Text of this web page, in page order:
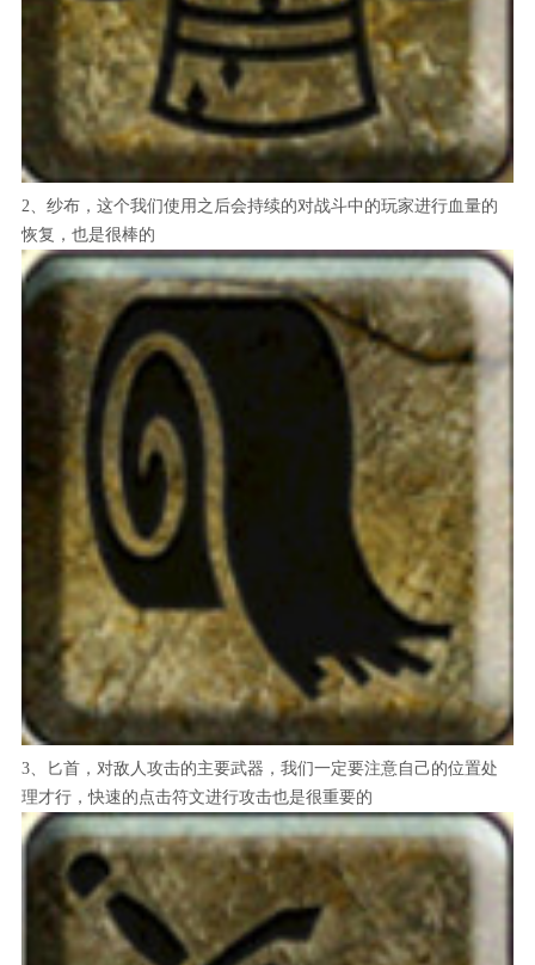
2、纱布，这个我们使用之后会持续的对战斗中的玩家进行血量的
恢复，也是很棒的
3、匕首，对敌人攻击的主要武器，我们一定要注意自己的位置处
理才行，快速的点击符文进行攻击也是很重要的